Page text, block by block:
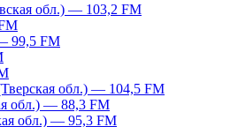
обл.) — 103,2 FM
99,5 FM
обл.) — 104,5 FM
обл.) — 88,3 FM
обл.) — 95,3 FM